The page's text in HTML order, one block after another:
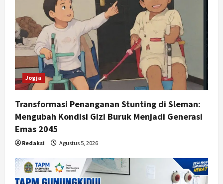
t
i
o
n Jogja
Transformasi Penanganan Stunting di Sleman:
Mengubah Kondisi Gizi Buruk Menjadi Generasi
Emas 2045
Redaksi Agustus 5, 2026